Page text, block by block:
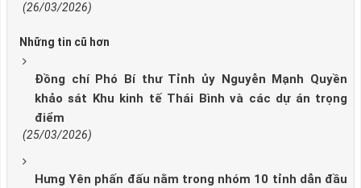
(26/03/2026)
Những tin cũ hơn
Đồng chí Phó Bí thư Tỉnh ủy Nguyễn Mạnh Quyền
khảo sát Khu kinh tế Thái Bình và các dự án trọng
điểm
(25/03/2026)
Hưng Yên phấn đấu nằm trong nhóm 10 tỉnh dẫn đầu